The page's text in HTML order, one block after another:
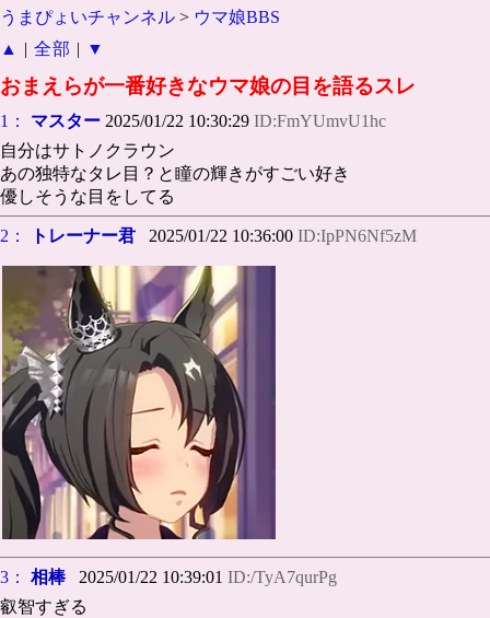
うまぴょいチャンネル > ウマ娘BBS
▲
| 全部 | ▼
おまえらが一番好きなウマ娘の目を語るスレ
1： マスター 2025/01/22 10:30:29 ID:FmYUmvU1hc
自分はサトノクラウン
あの独特なタレ目？と瞳の輝きがすごい好き
優しそうな目をしてる
2： トレーナー君 2025/01/22 10:36:00 ID:IpPN6Nf5zM
3： 相棒2025/01/22 10:39:01 ID:/TyA7qurPg
叡智すぎる